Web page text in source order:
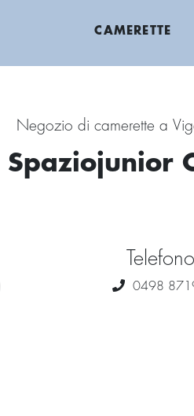
CAMERETTE
Negozio di camerette a
Spaziojunior
0498